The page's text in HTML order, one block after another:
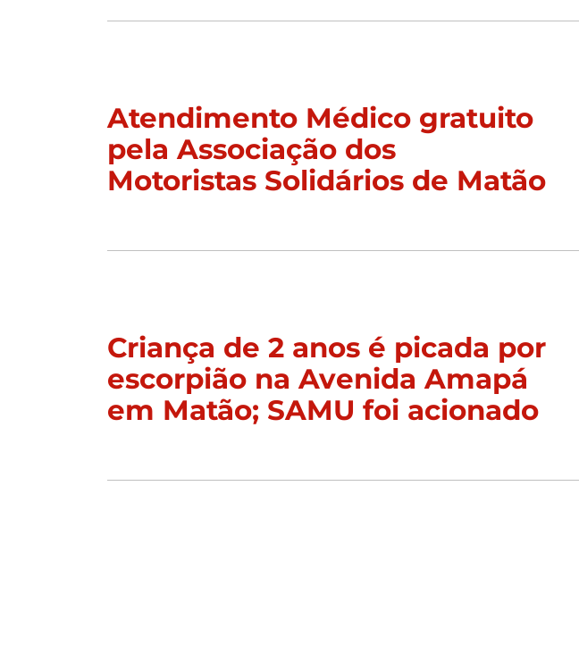
Atendimento Médico gratuito
pela Associação dos
Motoristas Solidários de Matão
Criança de 2 anos é picada por
escorpião na Avenida Amapá
em Matão; SAMU foi acionado